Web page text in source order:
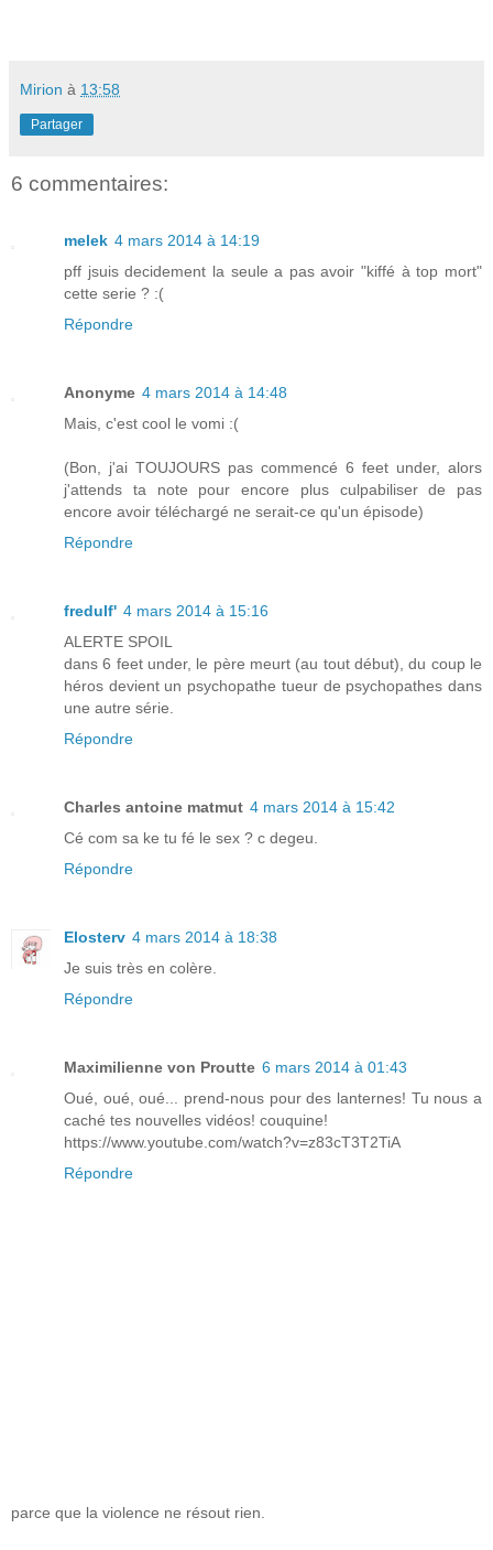
Mirion à 13:58
Partager
6 commentaires:
melek 4 mars 2014 à 14:19
pff jsuis decidement la seule a pas avoir "kiffé à top mort"
cette serie ? :(
Répondre
Anonyme 4 mars 2014 à 14:48
Mais, c'est cool le vomi :(
(Bon, j'ai TOUJOURS pas commencé 6 feet under, alors
j'attends ta note pour encore plus culpabiliser de pas
encore avoir téléchargé ne serait-ce qu'un épisode)
Répondre
fredulf' 4 mars 2014 à 15:16
ALERTE SPOIL
dans 6 feet under, le père meurt (au tout début), du coup le
héros devient un psychopathe tueur de psychopathes dans
une autre série.
Répondre
Charles antoine matmut 4 mars 2014 à 15:42
Cé com sa ke tu fé le sex ? c degeu.
Répondre
Elosterv 4 mars 2014 à 18:38
Je suis très en colère.
Répondre
Maximilienne von Proutte 6 mars 2014 à 01:43
Oué, oué, oué... prend-nous pour des lanternes! Tu nous a
caché tes nouvelles vidéos! couquine!
https://www.youtube.com/watch?v=z83cT3T2TiA
Répondre
parce que la violence ne résout rien.